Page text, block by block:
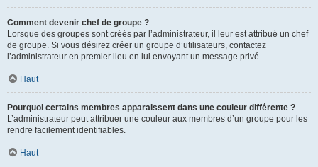
Comment devenir chef de groupe ?
Lorsque des groupes sont créés par l’administrateur, il leur est attribué un chef
de groupe. Si vous désirez créer un groupe d’utilisateurs, contactez
l’administrateur en premier lieu en lui envoyant un message privé.
Haut
Pourquoi certains membres apparaissent dans une couleur différente ?
L’administrateur peut attribuer une couleur aux membres d’un groupe pour les
rendre facilement identifiables.
Haut